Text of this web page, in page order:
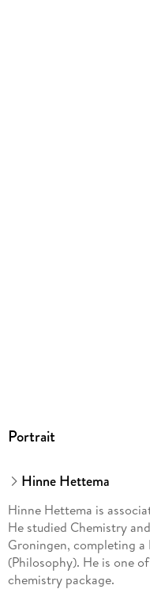
Portrait
Hinne Hettema
Hinne Hettema is
He studied Chemistry
Groningen, completing a
(Philosophy). He is one
chemistry package.